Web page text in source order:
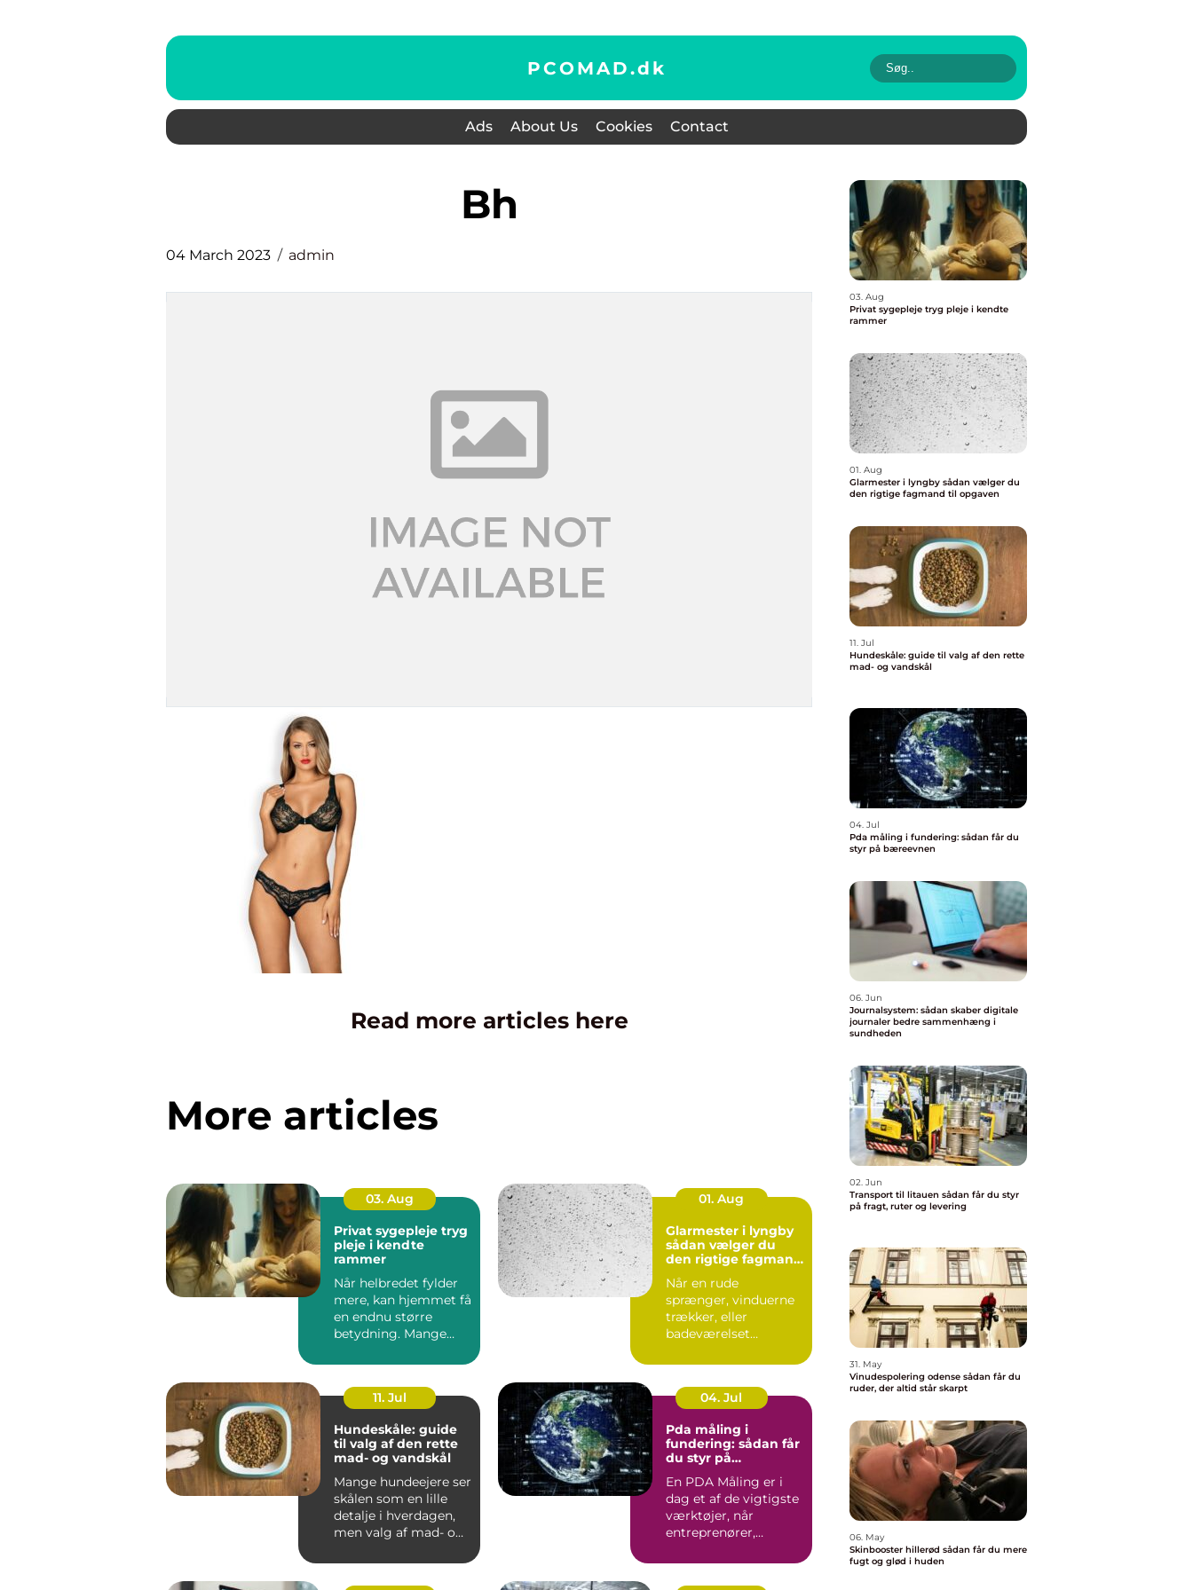
PCOMAD.dk
Ads About Us Cookies Contact
bh
04 March 2023 admin
Read more articles here
More articles
03. Aug
Privat sygepleje tryg
pleje i kendte
rammer
Når helbredet fylder
mere, kan hjemmet få
en endnu større
betydning. Mange
be...
01. Aug
Glarmester i lyngby
sådan vælger du
den rigtige fagmand
Når en rude
sprænger, vinduerne
trækker, eller
badeværelset
spejl, er en glarmest...
11. Jul
Hundeskåle: guide
til valg af den rette
mad- og vandskål
Mange hundeejere ser
skålen som en lille
detalje i hverdagen,
men valg af mad- og
04. Jul
Pda måling i
fundering: sådan får
du styr på
En PDA Måling er i
dag et af de vigtigste
værktøjer, når
entreprenører,
rådgivere vil d...
03. Aug
Privat sygepleje tryg pleje i kendte
rammer
01. Aug
Glarmester i lyngby sådan vælger du
den rigtige fagmand til opgaven
11. Jul
Hundeskåle: guide til valg af den rette
mad- og vandskål
04. Jul
Pda måling i fundering: sådan får du
styr på bæreevnen
06. Jun
Journalsystem: sådan skaber digitale
journaler bedre sammenhæng i
sundheden
02. Jun
Transport til litauen sådan får du styr
på fragt, ruter og levering
31. May
Vinudespolering odense sådan får du
ruder, der altid står skarpt
06. May
Skinbooster hillerød sådan får du mere
fugt og glød i huden